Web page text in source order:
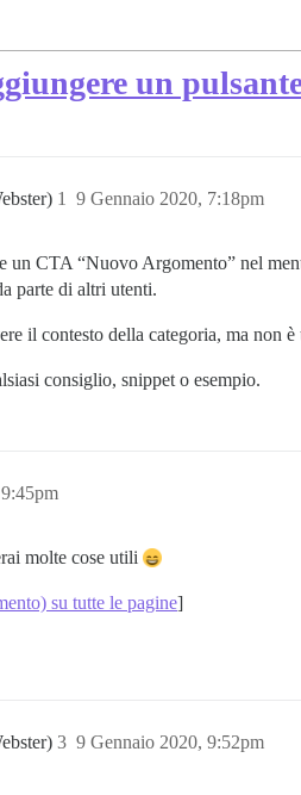
un
9 Gennaio 2020, 7:18pm
1
un CTA “Nuovo Argomento” nel
parte di altri utenti.
il contesto della categoria, ma non
consiglio, snippet o esempio.
molte cose utili
su tutte le pagine]
9 Gennaio 2020, 9:52pm
3